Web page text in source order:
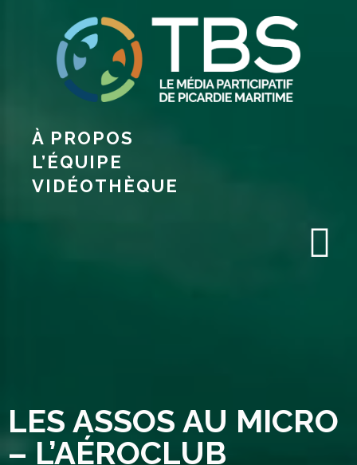
À PROPOS
L’ÉQUIPE
VIDÉOTHÈQUE
LES ASSOS AU MICRO
– L’AÉROCLUB